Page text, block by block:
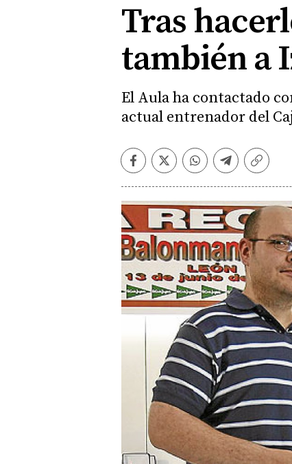
Tras
también a
El Aula ha contactado
actual entrenador del
Facebook
TwitterWhatsapp
Telegram
Copiar